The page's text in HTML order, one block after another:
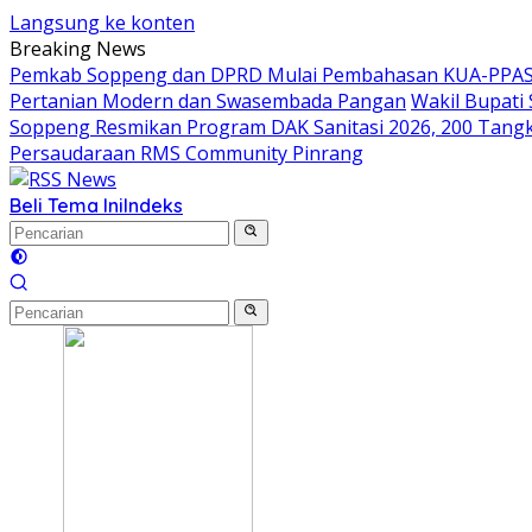
Langsung ke konten
Breaking News
Pemkab Soppeng dan DPRD Mulai Pembahasan KUA-
Pertanian Modern dan Swasembada Pangan Wakil Bupati
Soppeng Resmikan Program DAK Sanitasi 2026, 200
Persaudaraan RMS Community Pinrang
Beli Tema IniIndeks